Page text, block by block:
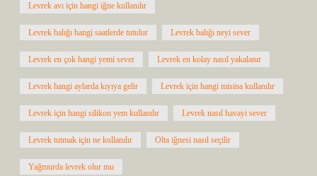
Levrek avı için hangi iğne kullanılır
Levrek balığı hangi saatlerde tutulur Levrek balığı neyi sever
Levrek en çok hangi yemi sever Levrek en kolay nasıl yakalanır
Levrek hangi aylarda kıyıya gelir Levrek için hangi misina kullanılır
Levrek için hangi silikon yem kullanılır Levrek nasıl havayi sever
Levrek tutmak için ne kullanılır Olta iğnesi nasıl seçilir
Yağmurda levrek olur mu